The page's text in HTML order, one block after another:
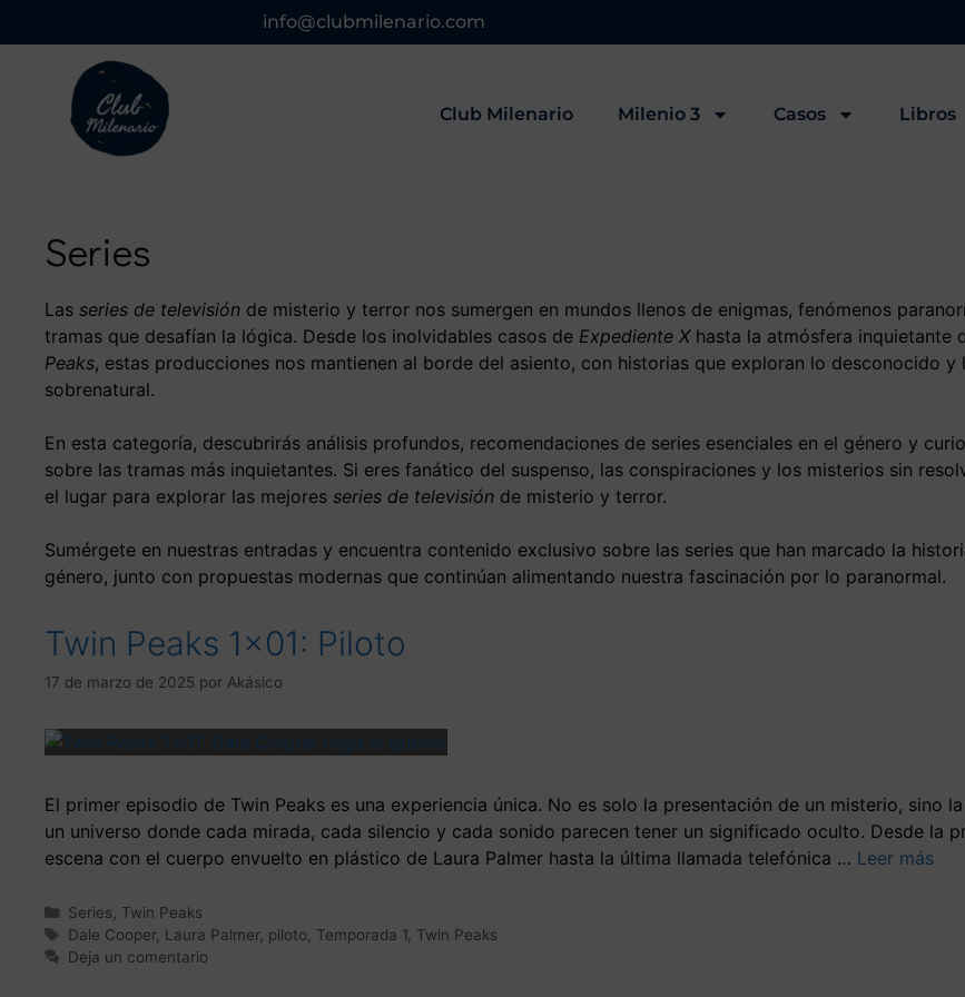
info@clubmilenario.com
Club Milenario Milenio 3 Casos Libros
Series
Las series de televisión de misterio y terror nos sumergen en mundos llenos de enigmas, fenómenos
tramas que desafían la lógica. Desde los inolvidables casos de Expediente Xhasta la atmósfera inquietante
Peaks, estas producciones nos mantienen al borde del asiento, con historias que exploran lo desconocido y
sobrenatural.
En esta categoría, descubrirás análisis profundos, recomendaciones de series esenciales en el género y
sobre las tramas más inquietantes. Si eres fanático del suspenso, las conspiraciones y los misterios sin
el lugar para explorar las mejores series de televisión de misterio y terror.
Sumérgete en nuestras entradas y encuentra contenido exclusivo sobre las series que han marcado la
género, junto con propuestas modernas que continúan alimentando nuestra fascinación por lo paranormal.
Twin Peaks 1×01: Piloto
17 de marzo de 2025 por Akásico
El primer episodio de Twin Peaks es una experiencia única. No es solo la presentación de un misterio, sino
un universo donde cada mirada, cada silencio y cada sonido parecen tener un significado oculto. Desde la
escena con el cuerpo envuelto en plástico de Laura Palmer hasta la última llamada telefónica … Leer más
Series
Twin Peaks
Dale Cooper Laura Palmer piloto Temporada 1 Twin Peaks
Deja un comentario